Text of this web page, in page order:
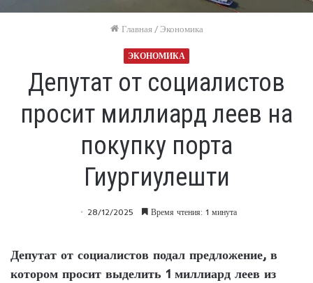
Главная / Экономика
ЭКОНОМИКА
Депутат от социалистов
просит миллиард леев на
покупку порта
Гиургиулешти
28/12/2025 Время чтения: 1 минута
Депутат от социалистов подал предложение, в
котором просит выделить 1 миллиард леев из